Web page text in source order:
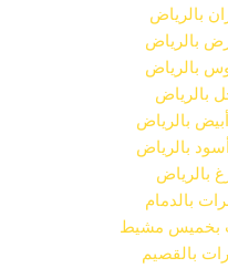
بالرياض
بالرياض
بالرياض
بالرياض
بالرياض
بالرياض
بالرياض
بالدمام
بخميس مشيط
بالقصيم